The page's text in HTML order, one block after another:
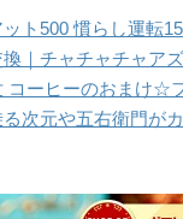
ト500 慣らし運転
｜チャチャチャア
コーヒーのおまけ☆
次元や五右衛門が